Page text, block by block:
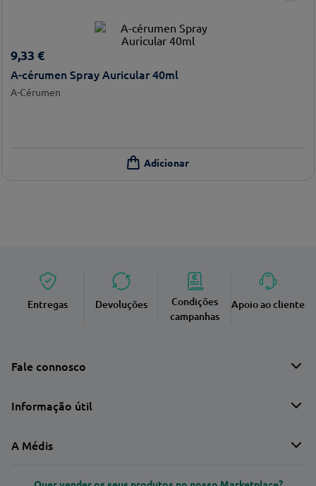
9,33 €
A-cérumen Spray Auricular 40ml
A-Cérumen
Entregas Devoluções
Condições
campanhas
Apoio ao cliente
Fale connosco
Informação útil
A Médis